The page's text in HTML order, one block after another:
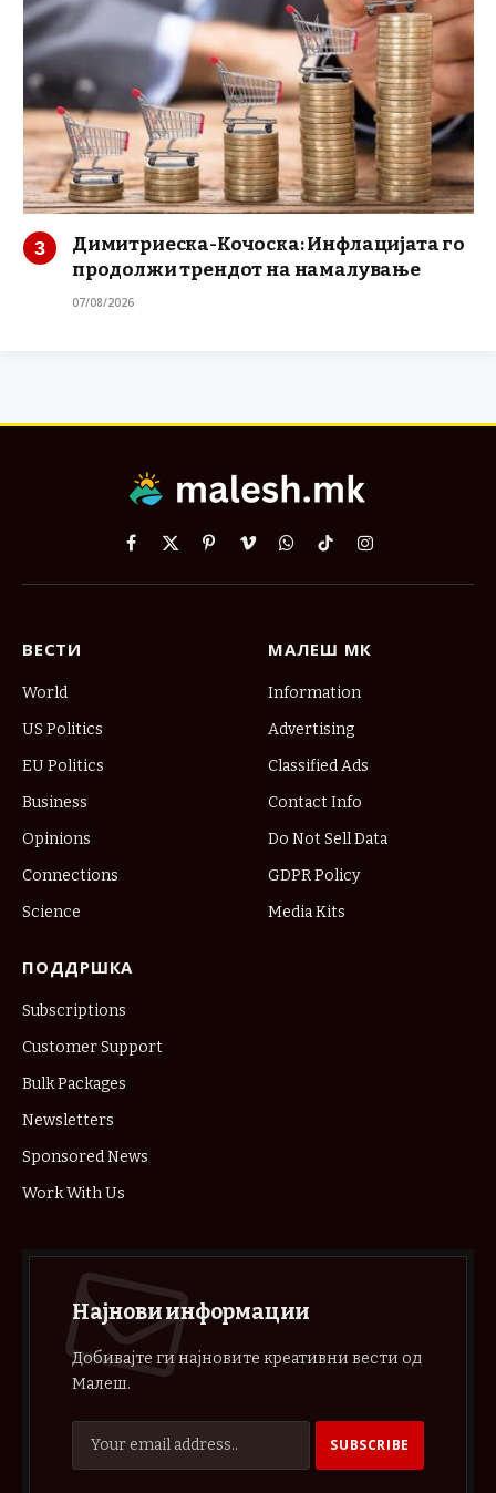
Димитриеска-Кочоска: Инфлацијата го
продолжи трендот на намалување
07/08/2026
Facebook
X
PinterestVimeoWhatsApp
TikTokInstagram
ВЕСТИ
World
US Politics
EU Politics
Business
Opinions
Connections
Science
МАЛЕШ МК
Information
Advertising
Classified Ads
Contact Info
Do Not Sell Data
GDPR Policy
Media Kits
ПОДДРШКА
Subscriptions
Customer Support
Bulk Packages
Newsletters
Sponsored News
Work With Us
Најнови информации
Добивајте ги најновите креативни вести од
Малеш.